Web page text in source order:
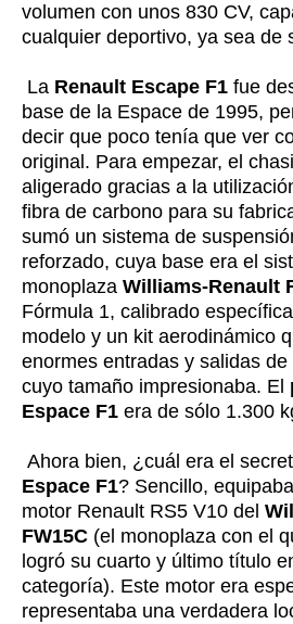
volumen con unos 830 CV,
cualquier deportivo, ya sea de
La Renault Escape F1 fue
base de la Espace de 1995,
decir que poco tenía que ver
original. Para empezar, el
aligerado gracias a la
fibra de carbono para su
sumó un sistema de
reforzado, cuya base era el
monoplaza Williams-Renault
Fórmula 1, calibrado
modelo y un kit aerodinámico
enormes entradas y salidas
cuyo tamaño impresionaba. El
Espace F1 era de sólo 1.300
Ahora bien, ¿cuál era el
Espace F1? Sencillo,
motor Renault RS5 V10 del
FW15C (el monoplaza con el
logró su cuarto y último título
categoría). Este motor era
representaba una verdadera